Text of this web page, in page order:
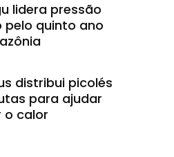
lidera pressão
quinto ano
distribui picolés
para ajudar
o calor